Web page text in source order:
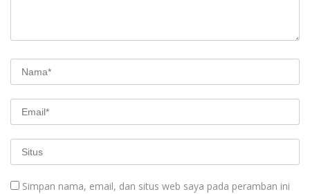
Simpan nama, email, dan situs web saya pada peramban ini